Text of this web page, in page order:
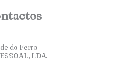
do Ferro
LDA.